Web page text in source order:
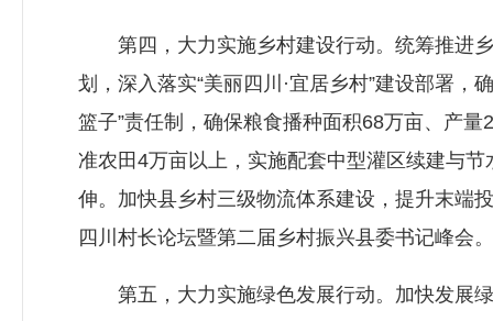
第四，大力实施乡村建设行动。统筹推进乡
划，深入落实“美丽四川·宜居乡村”建设部署，
篮子”责任制，确保粮食播种面积68万亩、产
准农田4万亩以上，实施配套中型灌区续建与
伸。加快县乡村三级物流体系建设，提升末端
四川村长论坛暨第二届乡村振兴县委书记峰会
第五，大力实施绿色发展行动。加快发展绿